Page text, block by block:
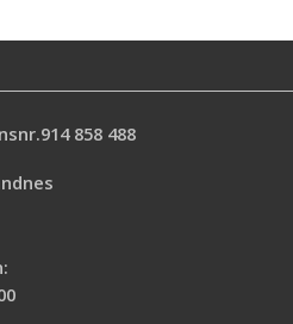
vokser, og fremhever treet sitt
utvendige påvirkninger som enkelt
renoveres. Ønskes andre farger
858 488